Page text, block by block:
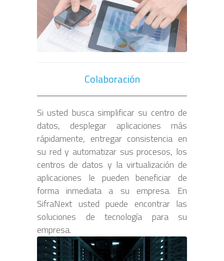
Colaboración
Si usted busca simplificar su centro de
datos, desplegar aplicaciones más
rápidamente, entregar consistencia en
su red y automatizar sus procesos, los
centros de datos y la virtualización de
aplicaciones le pueden beneficiar de
forma inmediata a su empresa. En
SifraNext usted puede encontrar las
soluciones de tecnología para su
empresa.